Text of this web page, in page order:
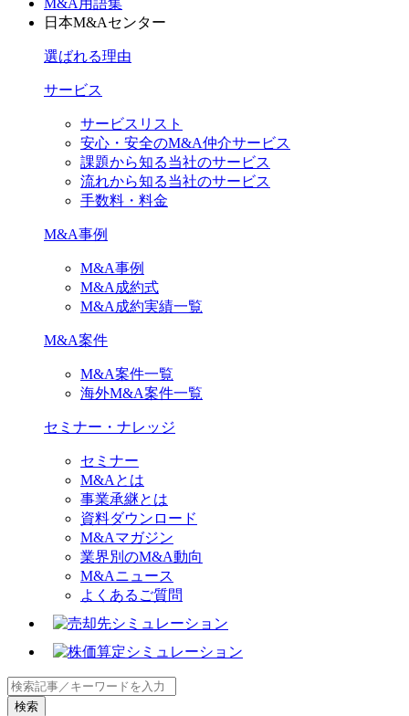
日本M&Aセンター
選ばれる理由
サービス
サービスリスト
安心・安全のM&A仲介サービス
課題から知る当社のサービス
流れから知る当社のサービス
手数料・料金
M&A事例
M&A事例
M&A成約式
M&A成約実績一覧
M&A案件
M&A案件一覧
海外M&A案件一覧
セミナー・ナレッジ
セミナー
M&Aとは
事業承継とは
資料ダウンロード
M&Aマガジン
業界別のM&A動向
M&Aニュース
よくあるご質問